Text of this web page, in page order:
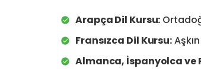
Arapça Dil Kursu:
Fransızca Dil Kursu:
Almanca, İspanyolca ve